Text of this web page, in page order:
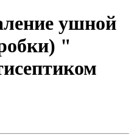
ушной
"